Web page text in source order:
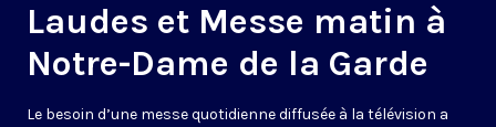
Laudes et Messe matin à
Notre-Dame de la Garde
Le besoin d’une messe quotidienne diffusée à la télévision a